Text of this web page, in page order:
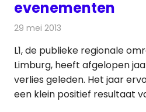
evenementen
29 mei 2013
L1, de publieke regionale
Limburg, heeft afgelopen
verlies geleden. Het jaar
een klein positief resultaat